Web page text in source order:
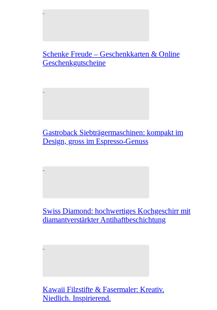
Schenke Freude – Geschenkkarten & Online
Geschenkgutscheine
Gastroback Siebträgermaschinen: kompakt im
Design, gross im Espresso-Genuss
Swiss Diamond: hochwertiges Kochgeschirr mit
diamantverstärkter Antihaftbeschichtung
Kawaii Filzstifte & Fasermaler: Kreativ.
Niedlich. Inspirierend.